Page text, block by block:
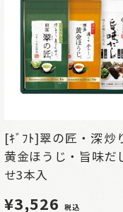
[ｷﾞﾌﾄ]翠の匠・深炒
黄金ほうじ・旨味だ
せ3本入
¥3,526 税込